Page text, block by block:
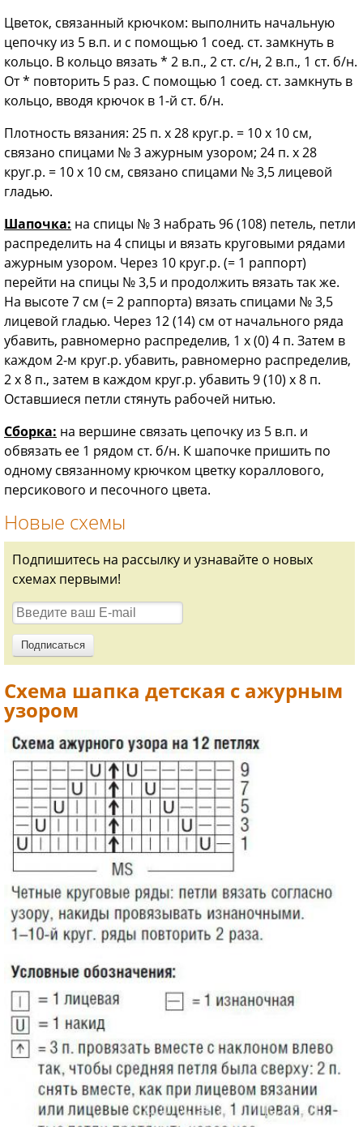
Цветок, связанный крючком: выполнить начальную
цепочку из 5 в.п. и с помощью 1 соед. ст. замкнуть в
кольцо. В кольцо вязать * 2 в.п., 2 ст. с/н, 2 в.п., 1 ст. б/н.
От * повторить 5 раз. С помощью 1 соед. ст. замкнуть в
кольцо, вводя крючок в 1-й ст. б/н.
Плотность вязания: 25 п. х 28 круг.р. = 10 x 10 см,
связано спицами № 3 ажурным узором; 24 п. х 28
круг.р. = 10 x 10 см, связано спицами № 3,5 лицевой
гладью.
Шапочка: на спицы № 3 набрать 96 (108) петель, петли
распределить на 4 спицы и вязать круговыми рядами
ажурным узором. Через 10 круг.р. (= 1 раппорт)
перейти на спицы № 3,5 и продолжить вязать так же.
На высоте 7 см (= 2 раппорта) вязать спицами № 3,5
лицевой гладью. Через 12 (14) см от начального ряда
убавить, равномерно распределив, 1 x (0) 4 п. Затем в
каждом 2-м круг.р. убавить, равномерно распределив,
2 x 8 п., затем в каждом круг.р. убавить 9 (10) x 8 п.
Оставшиеся петли стянуть рабочей нитью.
Сборка: на вершине связать цепочку из 5 в.п. и
обвязать ее 1 рядом ст. б/н. К шапочке пришить по
одному связанному крючком цветку кораллового,
персикового и песочного цвета.
Новые схемы
Подпишитесь на рассылку и узнавайте о новых
схемах первыми!
Схема шапка детская с ажурным
узором